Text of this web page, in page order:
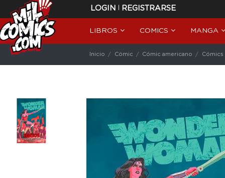
LOGIN | REGISTRARSE
LIBROS COMICS MANGA
Inicio Cómic Cómic americano Cómics